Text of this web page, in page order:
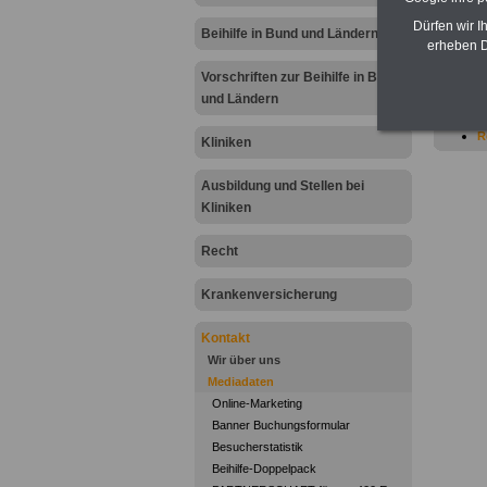
Beihilfe in Bund und Ländern
Vorschriften zur Beihilfe in Bund
und Ländern
Kliniken
Ausbildung und Stellen bei
Kliniken
Recht
Krankenversicherung
Kontakt
Wir über uns
Mediadaten
Online-Marketing
Banner Buchungsformular
Besucherstatistik
Beihilfe-Doppelpack
Dürfen wir
erheben